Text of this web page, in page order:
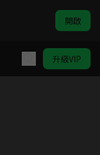
開啟
升級VIP